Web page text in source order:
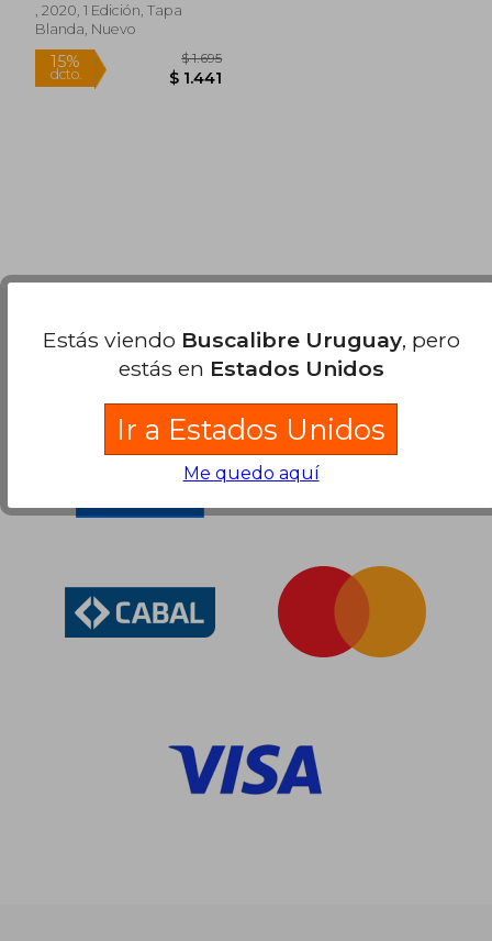
, 2020, 1 Edición, Tapa
Blanda, Nuevo
Nuestras Formas de Pago
Estás viendo Buscalibre Uruguay, pero
estás en Estados Unidos
Ir a Estados Unidos
Me quedo aquí